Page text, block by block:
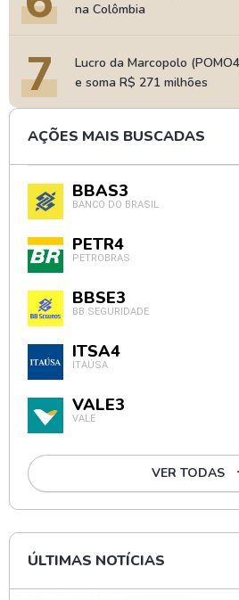
na Colômbia
7
Lucro da Marcopolo
e soma R$ 271 milhões
AÇÕES MAIS BUSCADAS
BBAS3
BANCO DO BRASIL
PETR4
PETROBRAS
BBSE3
BB SEGURIDADE
ITSA4
ITAÚSA
VALE3
VALE
VER TODAS
ÚLTIMAS NOTÍCIAS